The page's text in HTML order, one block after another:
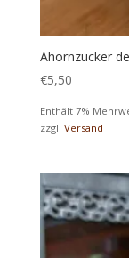
Ahornzucker
€5,50
Enthält 7%
zzgl. Versand